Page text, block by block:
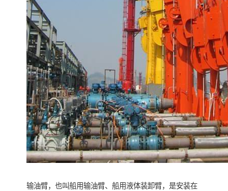
输油臂，也叫船用输油臂、船用液体装卸臂，是安装在